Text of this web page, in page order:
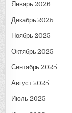
Январь 2026
Декабрь 2025
Ноябрь 2025
Октябрь 2025
Сентябрь 2025
Август 2025
Июль 2025